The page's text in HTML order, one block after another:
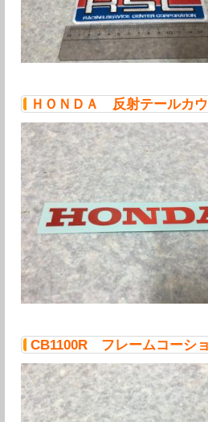
ＨＯＮＤＡ 反射テールカ
CB1100R フレームコーシ